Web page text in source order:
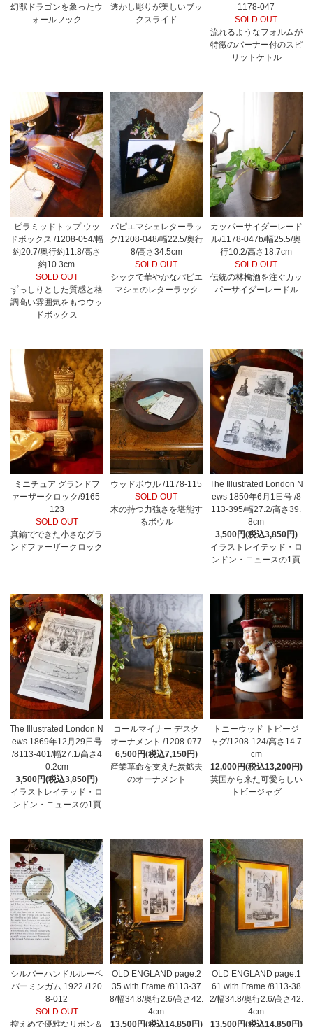
幻獣ドラゴンを象ったウ
ォールフック
透かし彫りが美しいブッ
クスライド
1178-047
SOLD OUT
流れるようなフォルムが
特徴のバーナー付のスピ
リットケトル
ピラミッドトップ ウッ
ドボックス /1208-054/幅
約20.7/奥行約11.8/高さ
約10.3cm
SOLD OUT
ずっしりとした質感と格
調高い雰囲気をもつウッ
ドボックス
パピエマシェレターラッ
ク/1208-048/幅22.5/奥行
8/高さ34.5cm
SOLD OUT
シックで華やかなパピエ
マシェのレターラック
カッパーサイダーレード
ル/1178-047b/幅25.5/奥
行10.2/高さ18.7cm
SOLD OUT
伝統の林檎酒を注ぐカッ
パーサイダーレードル
ミニチュア グランドフ
ァーザークロック/9165-
123
SOLD OUT
真鍮でできた小さなグラ
ンドファーザークロック
ウッドボウル /1178-115
SOLD OUT
木の持つ力強さを堪能す
るボウル
The Illustrated London N
ews 1850年6月1日号 /8
113-395/幅27.2/高さ39.
8cm
3,500円(税込3,850円)
イラストレイテッド・ロ
ンドン・ニュースの1頁
The Illustrated London N
ews 1869年12月29日号
/8113-401/幅27.1/高さ4
0.2cm
3,500円(税込3,850円)
イラストレイテッド・ロ
ンドン・ニュースの1頁
コールマイナー デスク
オーナメント /1208-077
6,500円(税込7,150円)
産業革命を支えた炭鉱夫
のオーナメント
トニーウッド トビージ
ャグ/1208-124/高さ14.7
cm
12,000円(税込13,200円)
英国から来た可愛らしい
トビージャグ
シルバーハンドルルーペ
バーミンガム 1922 /120
8-012
SOLD OUT
控えめで優雅なリボン＆
OLD ENGLAND page.2
35 with Frame /8113-37
8/幅34.8/奥行2.6/高さ42.
4cm
13,500円(税込14,850円)
OLD ENGLAND page.1
61 with Frame /8113-38
2/幅34.8/奥行2.6/高さ42.
4cm
13,500円(税込14,850円)